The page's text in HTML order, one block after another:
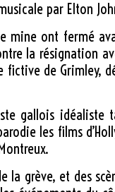
par Elton
mine ont fermé
la résignation
de Grimley,
gallois idéaliste
les films
la grève, et des